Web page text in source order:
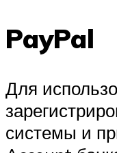
PayPal
Для
системы и